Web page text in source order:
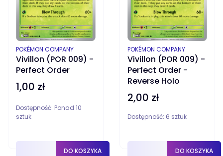
Vivillon (POR 009) -
Perfect Order
PRODUCENT
POKÉMON COMPANY
Cena
1,00 zł
Dostępność: Ponad 10
sztuk
DO KOSZYKA
Vivillon (POR 009) -
Perfect Order -
Reverse Holo
PRODUCENT
POKÉMON COMPANY
Cena
2,00 zł
Dostępność: 6 sztuk
DO KOSZYKA